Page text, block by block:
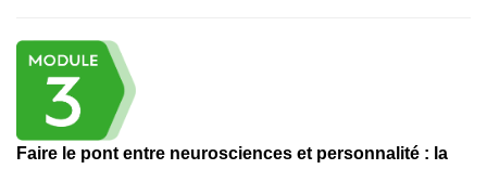
Faire le pont entre neurosciences et personnalité : la